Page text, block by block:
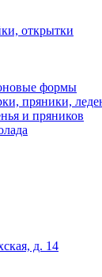
открытки
формы
пряники,
и пряников
д. 14